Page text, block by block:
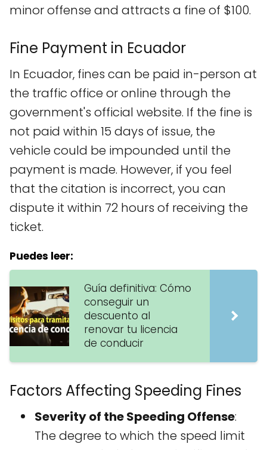
minor offense and attracts a fine of $100.
Fine Payment in Ecuador
In Ecuador, fines can be paid in-person at
the traffic office or online through the
government's official website. If the fine is
not paid within 15 days of issue, the
vehicle could be impounded until the
payment is made. However, if you feel
that the citation is incorrect, you can
dispute it within 72 hours of receiving the
ticket.
Puedes leer:
Guía definitiva: Cómo
conseguir un
descuento al
renovar tu licencia
de conducir
Factors Affecting Speeding Fines
Severity of the Speeding Offense:
The degree to which the speed limit